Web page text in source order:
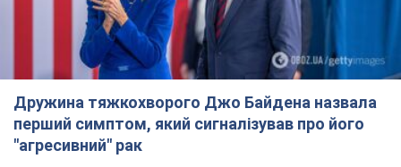
Дружина тяжкохворого Джо Байдена назвала
перший симптом, який сигналізував про його
"агресивний" рак